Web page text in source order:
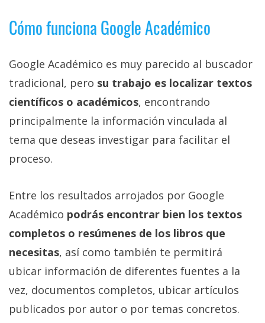
/
Sobre
nosotros
/
Publicidad
/
Cambiar
opciones
privacidad
/
Aviso
Legal
El medio de
comunicación
digital donde
encontrarás
todas las
Cómo funciona Google Académico
Google Académico es muy parecido al buscador
tradicional, pero su trabajo es localizar textos
científicos o académicos, encontrando
principalmente la información vinculada al
tema que deseas investigar para facilitar el
proceso.
Entre los resultados arrojados por Google
Académico podrás encontrar bien los textos
completos o resúmenes de los libros que
necesitas, así como también te permitirá
ubicar información de diferentes fuentes a la
vez, documentos completos, ubicar artículos
publicados por autor o por temas concretos.